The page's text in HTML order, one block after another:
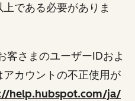
である必要がありま
客さまのユーザーIDおよ
カウントの不正使用が
help.hubspot.com/ja/